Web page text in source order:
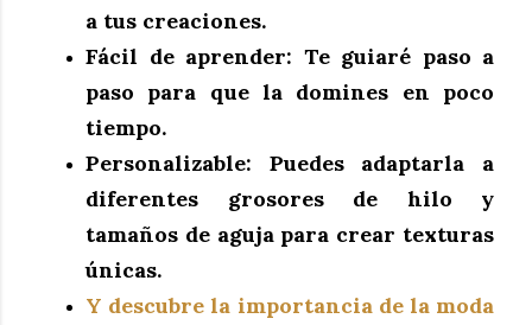
a tus creaciones.
Fácil de aprender: Te guiaré paso a
paso para que la domines en poco
tiempo.
Personalizable: Puedes adaptarla a
diferentes grosores de hilo y
tamaños de aguja para crear texturas
únicas.
Y descubre la importancia de la moda